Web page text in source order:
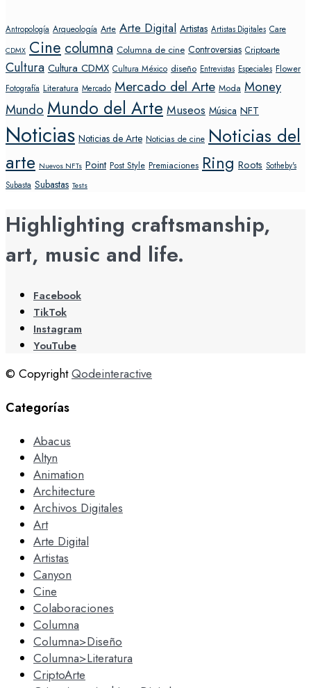
Antropología Arqueología Arte Arte Digital Artistas Artistas Digitales Care
CDMX Cine columna Columna de cine Controversias Criptoarte
Cultura Cultura CDMX Cultura México diseño Entrevistas Especiales Flower
Fotografía Literatura Mercado Mercado del Arte Moda Money
Mundo Mundo del Arte Museos Música NFT
Noticias Noticias de Arte Noticias de cine Noticias del
arte Nuevos NFTs Point Post Style Premiaciones Ring Roots Sotheby's
Subasta Subastas Tests
Highlighting craftsmanship,
art, music and life.
Facebook
TikTok
Instagram
YouTube
© CopyrightQodeinteractive
Categorías
Abacus
Altyn
Animation
Architecture
Archivos Digitales
Art
Arte Digital
Artistas
Canyon
Cine
Colaboraciones
Columna
Columna>Diseño
Columna>Literatura
CriptoArte